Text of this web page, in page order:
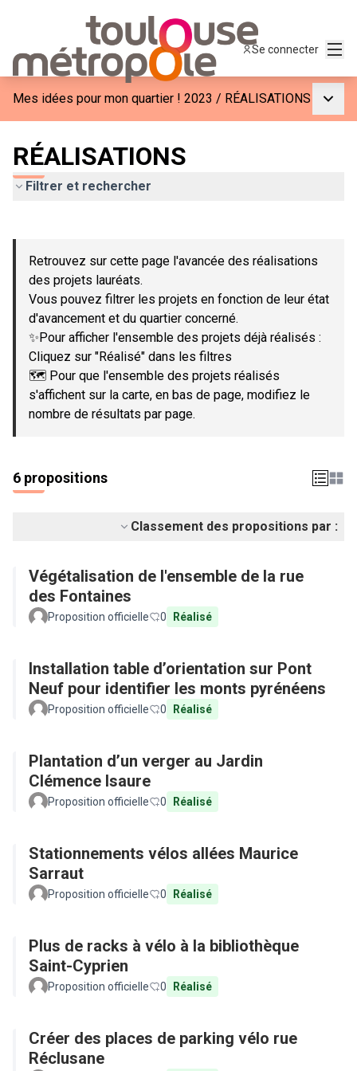
Se connecter
Mes idées pour mon quartier ! 2023 / RÉALISATIONS
RÉALISATIONS
Filtrer et rechercher
−
Retrouvez sur cette page l'avancée des réalisations
des projets lauréats.
Vous pouvez filtrer les projets en fonction de leur état
d'avancement et du quartier concerné.
✨Pour afficher l'ensemble des projets déjà réalisés :
Cliquez sur "Réalisé" dans les filtres
🗺️ Pour que l'ensemble des projets réalisés
s'affichent sur la carte, en bas de page, modifiez le
nombre de résultats par page.
6 propositions
Classement des propositions par :
Végétalisation de l'ensemble de la rue
des Fontaines
Proposition officielle 0 Réalisé
Installation table d’orientation sur Pont
Neuf pour identifier les monts pyrénéens
Proposition officielle 0 Réalisé
Plantation d’un verger au Jardin
Clémence Isaure
Proposition officielle 0 Réalisé
Stationnements vélos allées Maurice
Sarraut
Proposition officielle 0 Réalisé
Plus de racks à vélo à la bibliothèque
Saint-Cyprien
Proposition officielle 0 Réalisé
Créer des places de parking vélo rue
Réclusane